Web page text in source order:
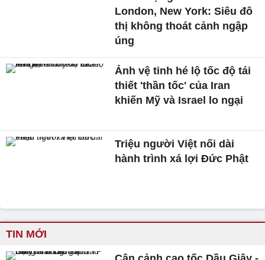
London, New York: Siêu đô
thị không thoát cảnh ngập
úng
Ảnh vệ tinh hé lộ tốc độ tái
thiết 'thần tốc' của Iran
khiến Mỹ và Israel lo ngại
Triệu người Việt nối dài
hành trình xá lợi Đức Phật
TIN MỚI